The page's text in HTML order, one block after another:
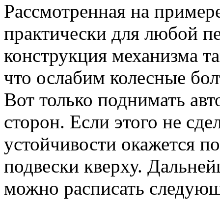
Рассмотренная на
практически для любой
конструкция механизма
что ослабим колесные
Вот только поднимать
сторон. Если этого не
устойчивости окажется
подвески кверху.
можно расписать